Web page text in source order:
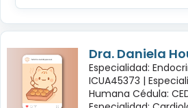
Dra. Daniela
Especialidad:
ICUA45373 |
Humana Cédula: